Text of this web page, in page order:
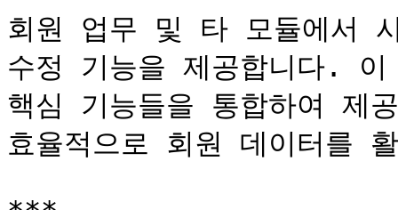
회원 업무 및 타 모듈에서
수정 기능을 제공합니다.
핵심 기능들을 통합하여 제
효율적으로 회원 데이터를